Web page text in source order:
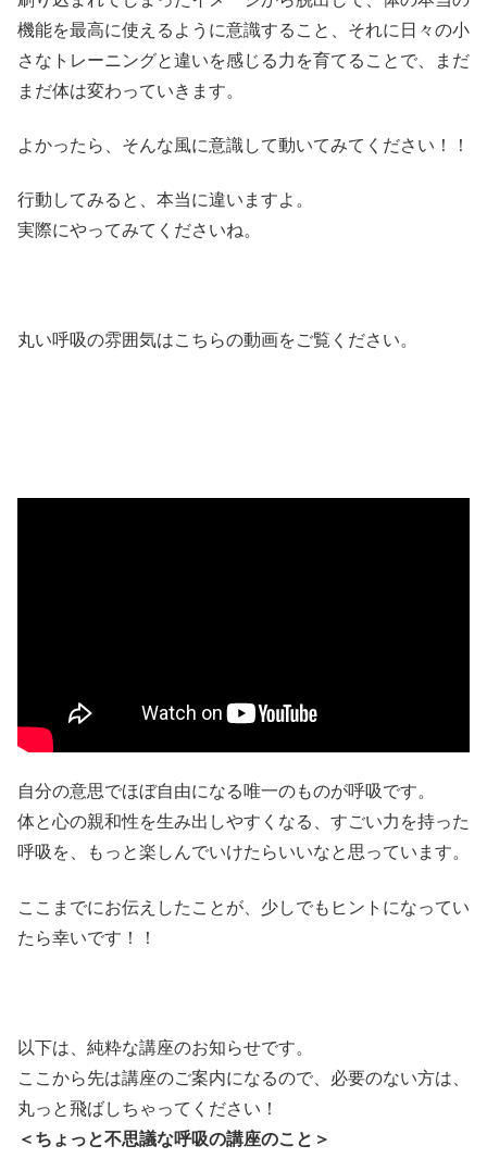
機能を最高に使えるように意識すること、それに日々の小
さなトレーニングと違いを感じる力を育てることで、まだ
まだ体は変わっていきます。
よかったら、そんな風に意識して動いてみてください！！
行動してみると、本当に違いますよ。
実際にやってみてくださいね。
丸い呼吸の雰囲気はこちらの動画をご覧ください。
自分の意思でほぼ自由になる唯一のものが呼吸です。
体と心の親和性を生み出しやすくなる、すごい力を持った
呼吸を、もっと楽しんでいけたらいいなと思っています。
ここまでにお伝えしたことが、少しでもヒントになってい
たら幸いです！！
以下は、純粋な講座のお知らせです。
ここから先は講座のご案内になるので、必要のない方は、
丸っと飛ばしちゃってください！
＜ちょっと不思議な呼吸の講座のこと＞